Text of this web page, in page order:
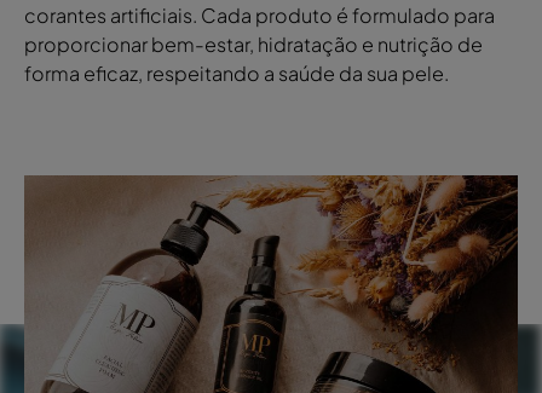
corantes artificiais. Cada produto é formulado para
proporcionar bem-estar, hidratação e nutrição de
forma eficaz, respeitando a saúde da sua pele.